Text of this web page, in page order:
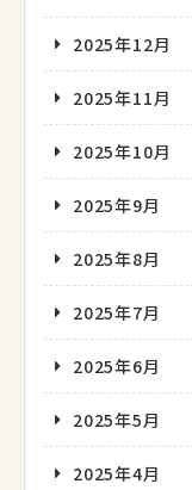
2025年12月
2025年11月
2025年10月
2025年9月
2025年8月
2025年7月
2025年6月
2025年5月
2025年4月